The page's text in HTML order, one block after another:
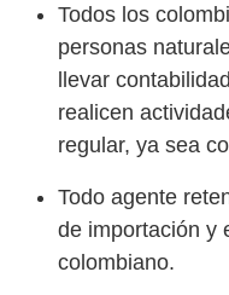
Todos los
personas
llevar
realicen
regular, ya sea
Todo agente
de importación y
colombiano.